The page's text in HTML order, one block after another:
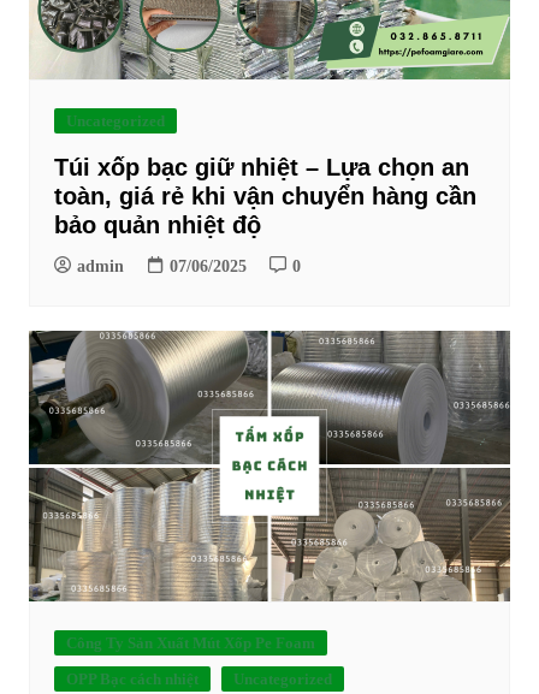
Uncategorized
Túi xốp bạc giữ nhiệt – Lựa chọn an
toàn, giá rẻ khi vận chuyển hàng cần
bảo quản nhiệt độ
admin 07/06/2025 0
Công Ty Sản Xuất Mút Xốp Pe Foam
OPP Bạc cách nhiệt
Uncategorized